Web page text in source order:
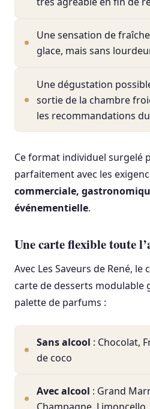
Une sensation de
glace, mais sans
Une dégustation
sortie de la chambre
les recommandations
Ce format individuel surgelé
parfaitement avec les
commerciale,
événementielle.
Une carte flexible toute
Avec Les Saveurs de René,
carte de desserts modulable
palette de parfums :
Sans alcool : Chocolat,
de coco
Avec alcool : Grand